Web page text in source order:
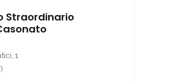
Straordinario
1